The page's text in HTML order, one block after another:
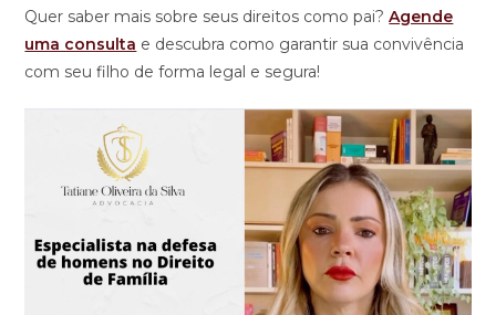
Quer saber mais sobre seus direitos como pai?Agende
uma consulta e descubra como garantir sua convivência
com seu filho de forma legal e segura!